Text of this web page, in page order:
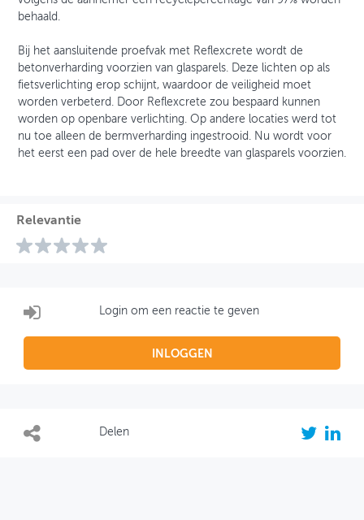
behaald.
Bij het aansluitende proefvak met Reflexcrete wordt de
betonverharding voorzien van glasparels. Deze lichten op als
fietsverlichting erop schijnt, waardoor de veiligheid moet
worden verbeterd. Door Reflexcrete zou bespaard kunnen
worden op openbare verlichting. Op andere locaties werd tot
nu toe alleen de bermverharding ingestrooid. Nu wordt voor
het eerst een pad over de hele breedte van glasparels voorzien.
Relevantie
Login om een reactie te geven
INLOGGEN
Delen